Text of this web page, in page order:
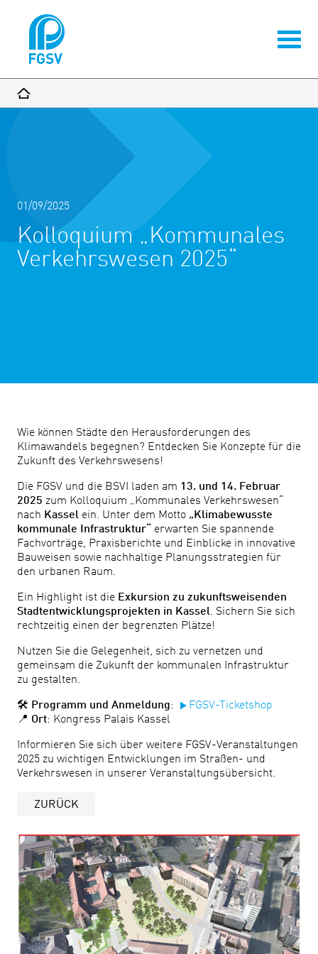
01/09/2025
Kolloquium „Kommunales
Verkehrswesen 2025“
Wie können Städte den Herausforderungen des
Klimawandels begegnen? Entdecken Sie Konzepte für die
Zukunft des Verkehrswesens!
Die FGSV und die BSVI laden am 13. und 14. Februar
2025 zum Kolloquium „Kommunales Verkehrswesen“
nach Kassel ein. Unter dem Motto „Klimabewusste
kommunale Infrastruktur“
erwarten Sie spannende
Fachvorträge, Praxisberichte und Einblicke in innovative
Bauweisen sowie nachhaltige Planungsstrategien für
den urbanen Raum.
Ein Highlight ist die Exkursion zu zukunftsweisenden
Stadtentwicklungsprojekten in Kassel. Sichern Sie sich
rechtzeitig einen der begrenzten Plätze!
Nutzen Sie die Gelegenheit, sich zu vernetzen und
gemeinsam die Zukunft der kommunalen Infrastruktur
zu gestalten.
🛠️ Programm und Anmeldung:
FGSV-Ticketshop
📍 Ort: Kongress Palais Kassel
Informieren Sie sich über weitere FGSV-Veranstaltungen
2025 zu wichtigen Entwicklungen im Straßen- und
Verkehrswesen in unserer Veranstaltungsübersicht.
ZURÜCK